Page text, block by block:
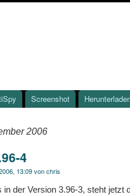
Screenshot
2006
4
13:09vonchris
der Version 3.96-3, steht jetzt